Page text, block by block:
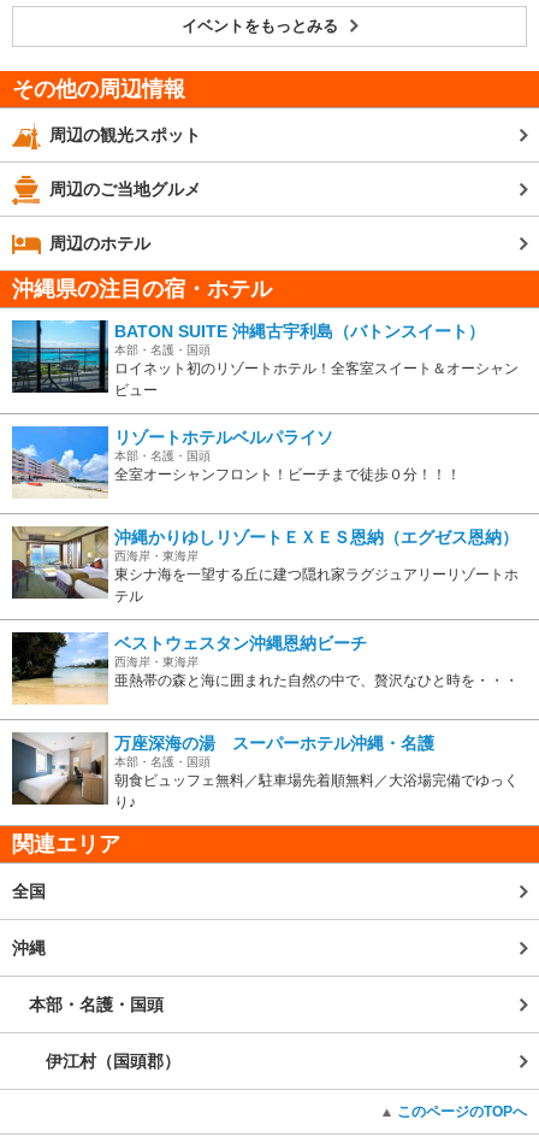
イベントをもっとみる
その他の周辺情報
周辺の観光スポット
周辺のご当地グルメ
周辺のホテル
沖縄県の注目の宿・ホテル
BATON SUITE 沖縄古宇利島（バトンスイート）
本部・名護・国頭
ロイネット初のリゾートホテル！全客室スイート＆オーシャン
ビュー
リゾートホテルベルパライソ
本部・名護・国頭
全室オーシャンフロント！ビーチまで徒歩０分！！！
沖縄かりゆしリゾートＥＸＥＳ恩納（エグゼス恩納）
西海岸・東海岸
東シナ海を一望する丘に建つ隠れ家ラグジュアリーリゾートホ
テル
ベストウェスタン沖縄恩納ビーチ
西海岸・東海岸
亜熱帯の森と海に囲まれた自然の中で、贅沢なひと時を・・・
万座深海の湯 スーパーホテル沖縄・名護
本部・名護・国頭
朝食ビュッフェ無料／駐車場先着順無料／大浴場完備でゆっく
り♪
関連エリア
全国
沖縄
本部・名護・国頭
伊江村（国頭郡）
このページのTOPへ